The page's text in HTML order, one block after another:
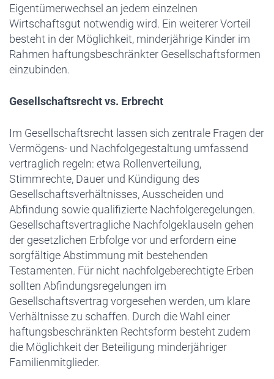
Eigentümerwechsel an jedem einzelnen
Wirtschaftsgut notwendig wird. Ein weiterer Vorteil
besteht in der Möglichkeit, minderjährige Kinder im
Rahmen haftungsbeschränkter Gesellschaftsformen
einzubinden.
Gesellschaftsrecht vs. Erbrecht
Im Gesellschaftsrecht lassen sich zentrale Fragen der
Vermögens- und Nachfolgegestaltung umfassend
vertraglich regeln: etwa Rollenverteilung,
Stimmrechte, Dauer und Kündigung des
Gesellschaftsverhältnisses, Ausscheiden und
Abfindung sowie qualifizierte Nachfolgeregelungen.
Gesellschaftsvertragliche Nachfolgeklauseln gehen
der gesetzlichen Erbfolge vor und erfordern eine
sorgfältige Abstimmung mit bestehenden
Testamenten. Für nicht nachfolgeberechtigte Erben
sollten Abfindungsregelungen im
Gesellschaftsvertrag vorgesehen werden, um klare
Verhältnisse zu schaffen. Durch die Wahl einer
haftungsbeschränkten Rechtsform besteht zudem
die Möglichkeit der Beteiligung minderjähriger
Familienmitglieder.